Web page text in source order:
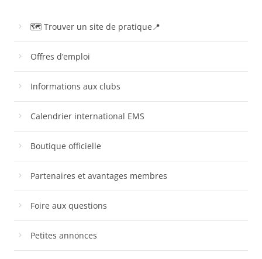
🗺 Trouver un site de pratique📍
Offres d’emploi
Informations aux clubs
Calendrier international EMS
Boutique officielle
Partenaires et avantages membres
Foire aux questions
Petites annonces